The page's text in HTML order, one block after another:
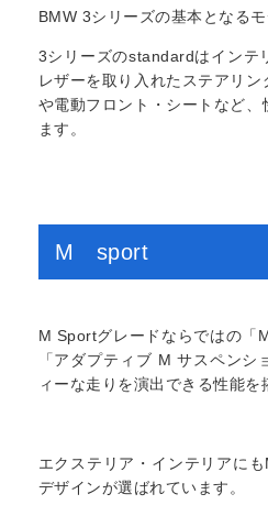
BMW 3シリーズの基本となるモ
3シリーズのstandardはインテ
レザーを取り入れたステアリン
や電動フロント・シートなど
ます。
M sport
M Sportグレードならではの「
「アダプティブ M サスペンシ
ィーな走りを演出できる性能を
エクステリア・インテリアに
デザインが選ばれています。